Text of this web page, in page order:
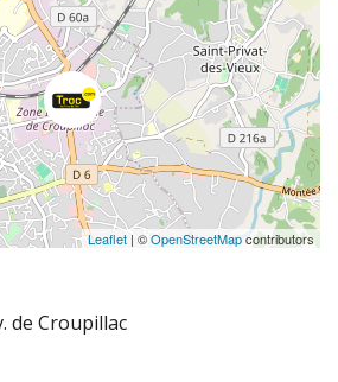
Leaflet | ©OpenStreetMapcontributors
de Croupillac